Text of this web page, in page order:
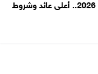
شهادات بنك القاهرة 2026.. أعلى عائد وشروط